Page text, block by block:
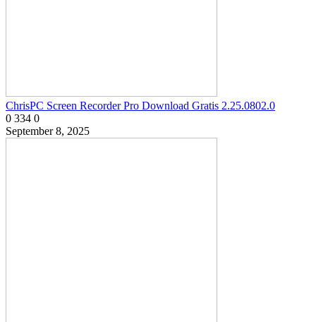
ChrisPC Screen Recorder Pro Download Gratis 2.25.0802.0
0 334 0
September 8, 2025